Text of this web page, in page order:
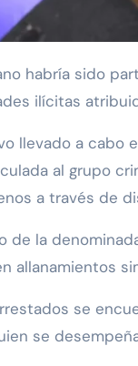
ilícitas
llevado a cabo
al grupo
a través de
de la
allanamientos
se
se